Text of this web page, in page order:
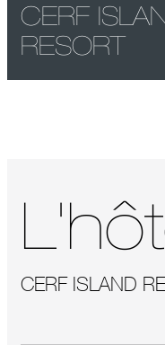
CERF
RESORT
CERF ISLAND